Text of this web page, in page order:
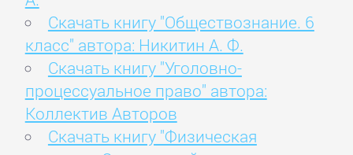
Скачать книгу "Обществознание. 6
класс" автора: Никитин А. Ф.
Скачать книгу "Уголовно-
процессуальное право" автора:
Коллектив Авторов
Скачать книгу "Физическая